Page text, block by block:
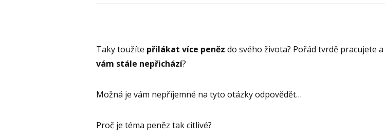
Taky toužíte přilákat více peněz do svého života? Pořád tvrdě pracujete a
vám stále nepřichází?
Možná je vám nepříjemné na tyto otázky odpovědět…
Proč je téma peněz tak citlivé?